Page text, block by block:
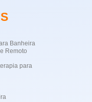
Banheira
Remoto
para